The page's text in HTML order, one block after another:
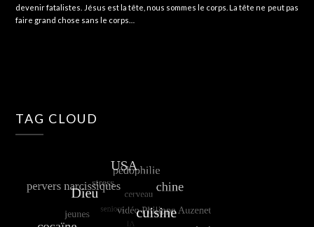
devenir fatalistes. Jésus est la tête, nous sommes le corps. La tête ne peut pas
faire grand chose sans le corps…
TAG CLOUD